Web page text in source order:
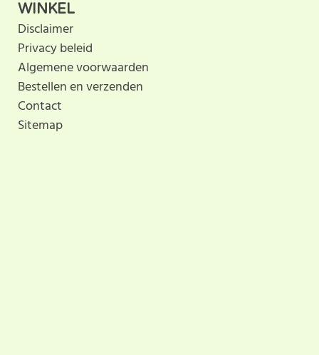
WINKEL
Disclaimer
Privacy beleid
Algemene voorwaarden
Bestellen en verzenden
Contact
Sitemap